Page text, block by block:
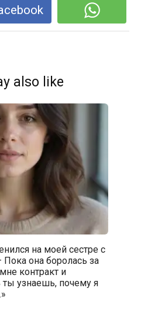
also like
на моей сестре с
она боролась за
контракт и
ты узнаешь, почему я